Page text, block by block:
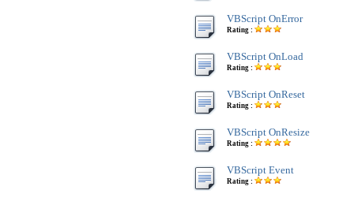
VBScript OnError
Rating :
VBScript OnLoad
Rating :
VBScript OnReset
Rating :
VBScript OnResize
Rating :
VBScript Event
Rating :